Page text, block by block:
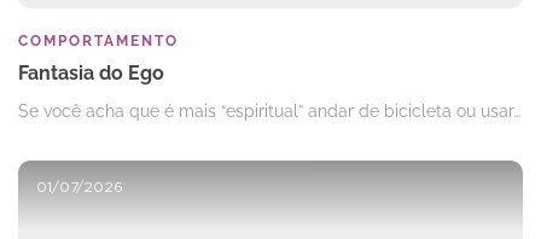
COMPORTAMENTO
Fantasia do Ego
Se você acha que é mais “espiritual” andar de bicicleta ou usar…
01/07/2026